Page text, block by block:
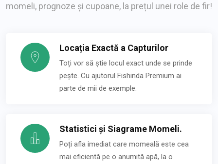
momeli, prognoze și cupoane, la prețul unei role de fir!
Locația Exactă a Capturilor
Toți vor să știe locul exact unde se prinde
pește. Cu ajutorul Fishinda Premium ai
parte de mii de exemple.
Statistici și Siagrame Momeli.
Poți afla imediat care momeală este cea
mai eficientă pe o anumită apă, la o